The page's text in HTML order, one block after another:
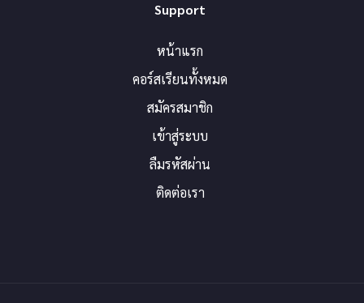
Support
หน้าแรก
คอร์สเรียนทั้งหมด
สมัครสมาชิก
เข้าสู่ระบบ
ลืมรหัสผ่าน
ติดต่อเรา